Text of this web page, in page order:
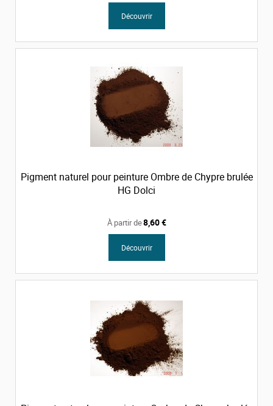
Découvrir
Pigment naturel pour peinture Ombre de Chypre brulée
HG Dolci
À partir de8,60 €
Découvrir